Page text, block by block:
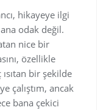
hikayeye ilgi
odak değil.
nice bir
özellikle
bir şekilde
çalıştım, ancak
bana çekici